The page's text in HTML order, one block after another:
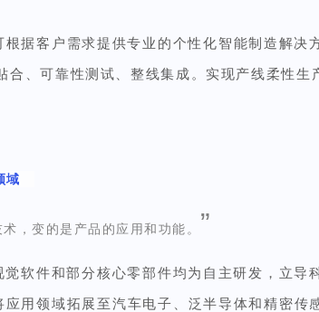
根据客户需求提供专业的个性化智能制造解决
合、可靠性测试、整线集成。实现产线柔性生
域
术，变的是产品的应用和功能 。 ”
软件和部分核心零部件均为自主研发，立导
应用领域拓展至汽车电子、泛半导体和精密传